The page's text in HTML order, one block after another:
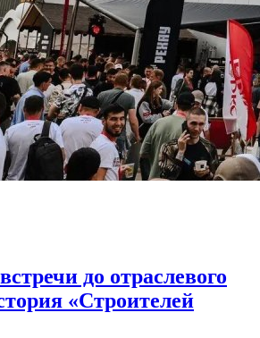
до отраслевого
«Строителей